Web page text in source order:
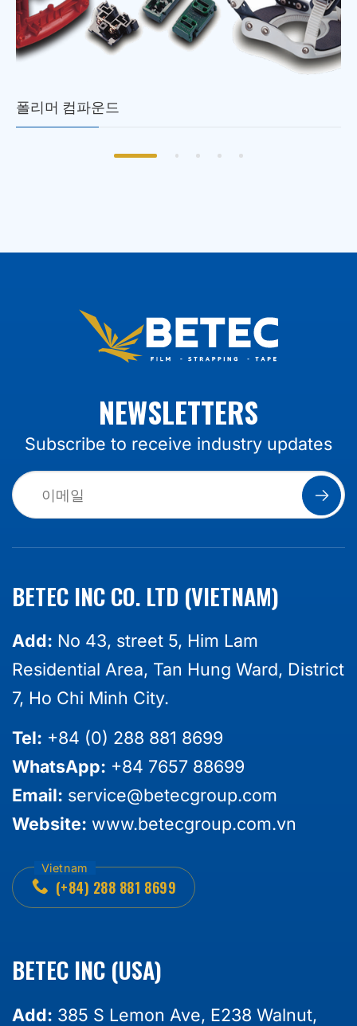
폴리머 컴파운드
NEWSLETTERS
Subscribe to receive industry updates
BETEC INC CO. LTD (VIETNAM)
Add: No 43, street 5, Him Lam
Residential Area, Tan Hung Ward, District
7, Ho Chi Minh City.
Tel: +84 (0) 288 881 8699
WhatsApp: +84 7657 88699
Email: service@betecgroup.com
Website: www.betecgroup.com.vn
(+84) 288 881 8699
BETEC INC (USA)
Add: 385 S Lemon Ave, E238 Walnut,